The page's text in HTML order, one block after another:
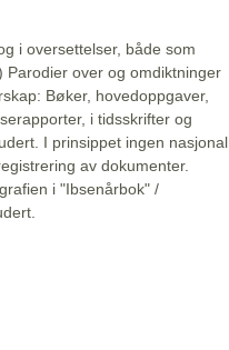
i oversettelser, både som
Parodier over og omdiktninger
Bøker, hovedoppgaver,
i tidsskrifter og
I prinsippet ingen nasjonal
av dokumenter.
i "Ibsenårbok" /